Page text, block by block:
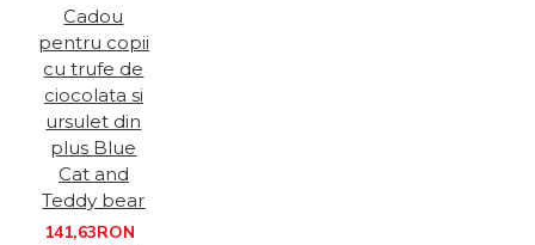
Cadou
pentru copii
cu trufe de
ciocolata si
ursulet din
plus Blue
Cat and
Teddy bear
141,63RON